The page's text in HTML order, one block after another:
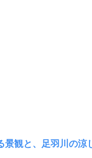
景観と、足羽川の